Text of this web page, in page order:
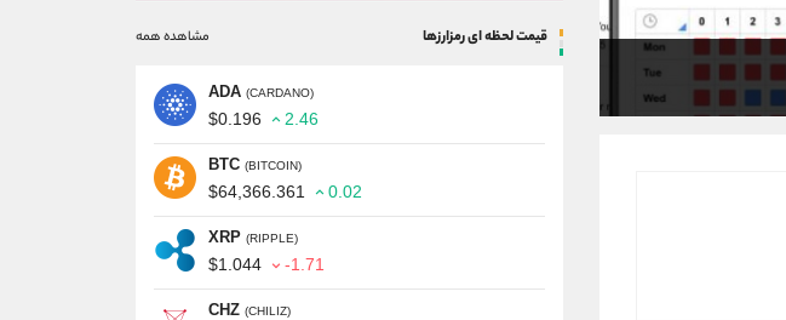
قیمت لحظه ای رمزارزها مشاهده همه
ADA (CARDANO)
$0.196 2.46
BTC (BITCOIN)
$64,366.361 0.02
XRP (RIPPLE)
$1.044 -1.71
CHZ (CHILIZ)